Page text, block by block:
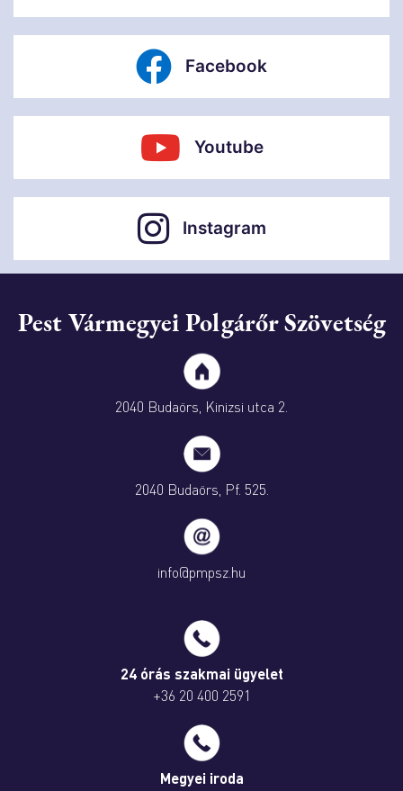
Facebook
Youtube
Instagram
Pest Vármegyei Polgárőr Szövetség
2040 Budaörs, Kinizsi utca 2.
2040 Budaörs, Pf. 525.
info@pmpsz.hu
24 órás szakmai ügyelet
+36 20 400 2591
Megyei iroda